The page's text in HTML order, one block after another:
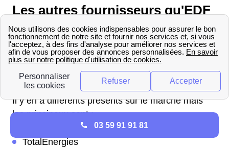
Les autres fournisseurs qu'EDF
à Bonnevaux
Concurrents EDF à Bonnevaux
Quels sont les concurrents d'EDF à Bonnevaux ?
Il y en a différents présents sur le marché mais
les principaux sont :
TotalEnergies
03 59 91 91 81